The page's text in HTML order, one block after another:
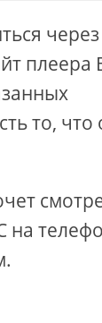
через
плеера
то, что
на